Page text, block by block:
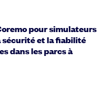
pour simulateurs
et la fiabilité
dans les parcs à